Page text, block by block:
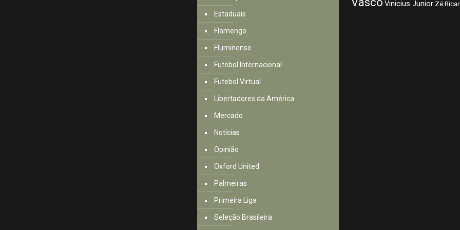
Estaduais
Flamengo
Fluminense
Futebol Internacional
Futebol Virtual
Libertadores da América
Mercado
Notícias
Opinião
Oxford United
Palmeiras
Primeira Liga
Seleção Brasileira
Vinicius Junior Zé